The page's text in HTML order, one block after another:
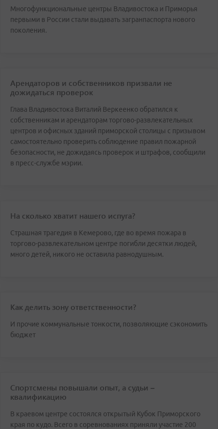
Многофункциональные центры Владивостока и Приморья
первыми в России стали выдавать загранпаспорта нового
поколения.
Арендаторов и собственников призвали не
дожидаться проверок
Глава Владивостока Виталий Веркеенко обратился к
собственникам и арендаторам торгово-развлекательных
центров и офисных зданий приморской столицы с призывом
самостоятельно проверить соблюдение правил пожарной
безопасности, не дожидаясь проверок и штрафов, сообщили
в пресс-службе мэрии.
На сколько хватит нашего испуга?
Страшная трагедия в Кемерово, где во время пожара в
торгово-развлекательном центре погибли десятки людей,
много детей, никого не оставила равнодушным.
Как делить зону ответственности?
И прочие коммунальные тонкости, позволяющие сэкономить
бюджет
Спортсмены повышали опыт, а судьи –
квалификацию
В краевом центре состоялся открытый Кубок Приморского
края по кудо. Всего в соревнованиях приняли участие 200